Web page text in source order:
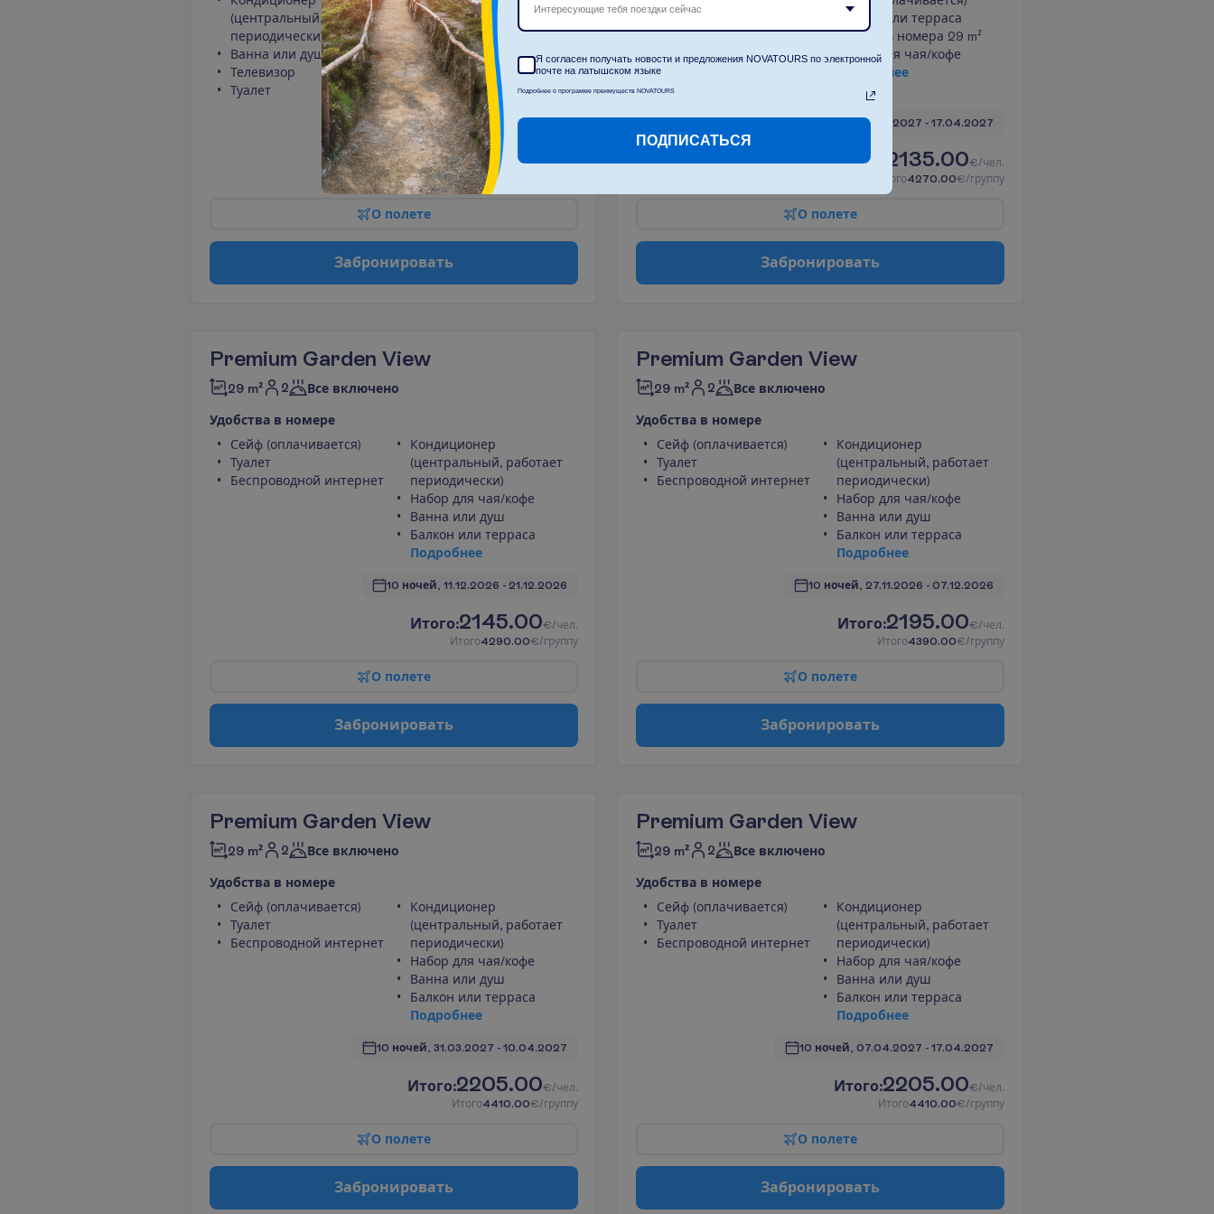
(центральный, работает
периодически)
Ванна или душ
Телевизор
Туалет
Балкон или терраса
Площадь номера 29 m²
Набор для чая/кофе
Подробне е
10 ночей, 31.03.2027 - 10.04.2027
Итого:2135.00€/чел.
Итого4270.00
О полете
Забронировать
(центральный, работает
периодически)
Ванна или душ
Телевизор
Туалет
Балкон или терраса
Площадь номера 29 m²
Набор для чая/кофе
нее
07.04.2027 - 17.04.2027
Итог 2135.00€/чел.
ого4270.00€/группу
О полете
Забронировать
Premium Garden View
29 m² 2 Все включено
Удобства в номере
Сейф (оплачивается)
Туалет
Беспроводной интернет
Кондиционер
(центральный, работает
периодически)
Набор для чая/кофе
Ванна или душ
Балкон или терраса
Подробнее
10 ночей, 11.12.2026 - 21.12.2026
Итого:2145.00€/чел.
Итого4290.00€/группу
О полете
Забронировать
Premium Garden View
29 m² 2 Все включено
Удобства в номере
Сейф (оплачивается)
Туалет
Беспроводной интернет
Кондиционер
(центральный, работает
периодически)
Набор для чая/кофе
Ванна или душ
Балкон или терраса
Подробнее
10 ночей, 27.11.2026 - 07.12.2026
Итого:2195.00€/чел.
Итого4390.00€/группу
О полете
Забронировать
Premium Garden View
29 m² 2 Все включено
Удобства в номере
Сейф (оплачивается)
Туалет
Беспроводной интернет
Кондиционер
(центральный, работает
периодически)
Набор для чая/кофе
Ванна или душ
Балкон или терраса
Подробнее
10 ночей, 31.03.2027 - 10.04.2027
Итого:2205.00€/чел.
Итого4410.00€/группу
О полете
Забронировать
Premium Garden View
29 m² 2 Все включено
Удобства в номере
Сейф (оплачивается)
Туалет
Беспроводной интернет
Кондиционер
(центральный, работает
периодически)
Набор для чая/кофе
Ванна или душ
Балкон или терраса
Подробнее
10 ночей, 07.04.2027 - 17.04.2027
Итого:2205.00€/чел.
Итого4410.00€/группу
О полете
Забронировать
Интересующие тебя поездки сейчас
Я согласен получать новости и предложения NOVATOURS по электронной
почте на латышском языке
Подробнее о программе преимуществ NOVATOURS
ПОДПИСАТЬСЯ